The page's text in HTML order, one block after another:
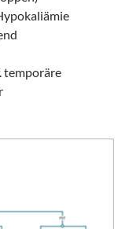
temporäre